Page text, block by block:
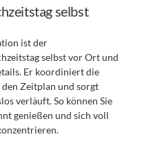
selbst
selbst vor Ort und
Er koordiniert die
Zeitplan und sorgt
verläuft. So können Sie
genießen und sich voll